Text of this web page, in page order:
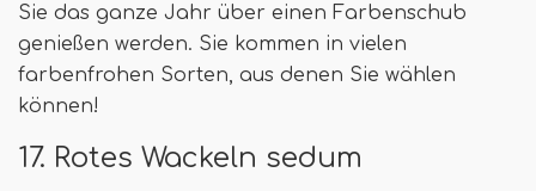
Sie das ganze Jahr über einen Farbenschub
genießen werden. Sie kommen in vielen
farbenfrohen Sorten, aus denen Sie wählen
können!
17. Rotes Wackeln sedum